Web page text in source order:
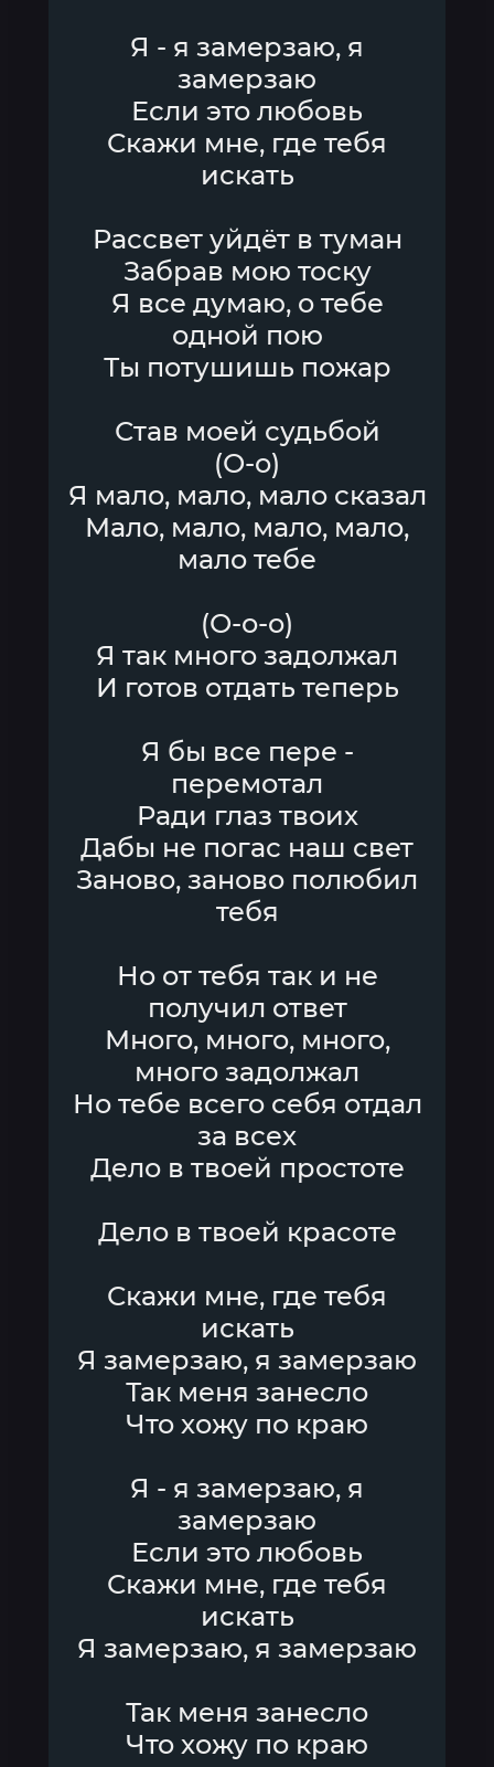
Я - я замерзаю, я
замерзаю
Если это любовь
Скажи мне, где тебя
искать
Рассвет уйдёт в туман
Забрав мою тоску
Я все думаю, о тебе
одной пою
Ты потушишь пожар
Став моей судьбой
(О-о)
Я мало, мало, мало сказал
Мало, мало, мало, мало,
мало тебе
(О-о-о)
Я так много задолжал
И готов отдать теперь
Я бы все пере -
перемотал
Ради глаз твоих
Дабы не погас наш свет
Заново, заново полюбил
тебя
Но от тебя так и не
получил ответ
Много, много, много,
много задолжал
Но тебе всего себя отдал
за всех
Дело в твоей простоте
Дело в твоей красоте
Скажи мне, где тебя
искать
Я замерзаю, я замерзаю
Так меня занесло
Что хожу по краю
Я - я замерзаю, я
замерзаю
Если это любовь
Скажи мне, где тебя
искать
Я замерзаю, я замерзаю
Так меня занесло
Что хожу по краю